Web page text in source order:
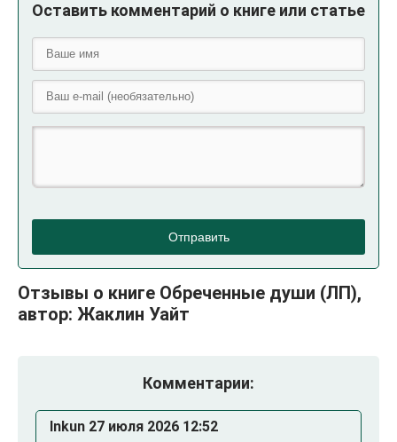
Оставить комментарий о книге или статье
Отправить
Отзывы о книге Обреченные души (ЛП),
автор: Жаклин Уайт
Комментарии:
Inkun 27 июля 2026 12:52